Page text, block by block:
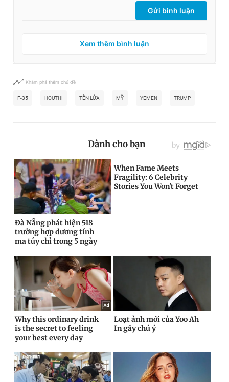
Gửi bình luận
Xem thêm bình luận
Khám phá thêm chủ đề
F-35 HOUTHI TÊN LỬA MỸ YEMEN TRUMP